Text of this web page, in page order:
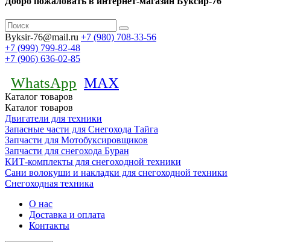
Byksir-76@mail.ru +7 (980) 708-33-56
+7 (999) 799-82-48
+7 (906) 636-02-85
WhatsApp MAX
Каталог товаров
Каталог товаров
Двигатели для техники
Запасные части для Снегохода Тайга
Запчасти для Мотобуксировщиков
Запчасти для снегохода Буран
КИТ-комплекты для снегоходной техники
Сани волокуши и накладки для снегоходной техники
Снегоходная техника
О нас
Доставка и оплата
Контакты